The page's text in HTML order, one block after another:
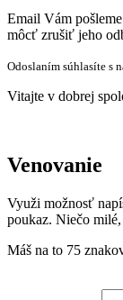
Email Vám
môcť zrušiť jeho
Odoslaním súhlasíte s
Vitajte v dobrej
Venovanie
Využi možnosť
poukaz. Niečo
Máš na to 75